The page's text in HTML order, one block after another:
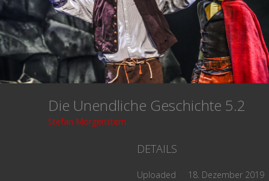
Die Unendliche Geschichte 5.2
Stefan Morgenstern
DETAILS
Uploaded 18. Dezember 2019